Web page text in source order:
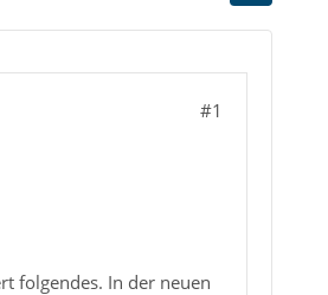
#1
folgendes. In der neuen